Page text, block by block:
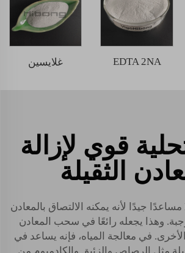
EDTA 2NA غلايسين
قوي لإزالة
الثقيلة
يعد مسحوق EDTA مساعدًا جيدًا لأنه يمكنه الالتصاق بالمعادن
وهذا يجعله رائعًا في سحب المعادن
الأخرى. في معالجة المياه، فإنه يساعد في